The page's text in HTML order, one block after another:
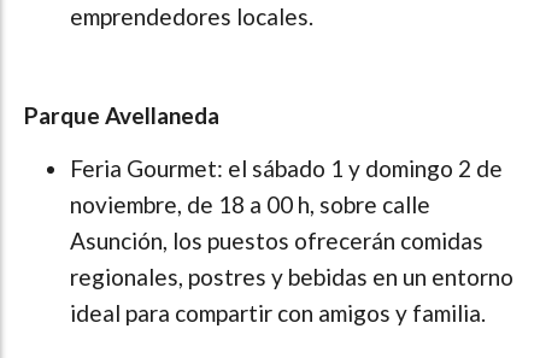
emprendedores locales.
Parque Avellaneda
Feria Gourmet: el sábado 1 y domingo 2 de
noviembre, de 18 a 00 h, sobre calle
Asunción, los puestos ofrecerán comidas
regionales, postres y bebidas en un entorno
ideal para compartir con amigos y familia.